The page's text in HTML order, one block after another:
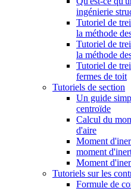
ingénierie
Tutoriel de
la méthode
Tutoriel de
la méthode
Tutoriel de
fermes de toit
Tutoriels de section
Un guide
centroïde
Calcul du
d'aire
Moment
moment
Moment
Tutoriels sur les
Formule de